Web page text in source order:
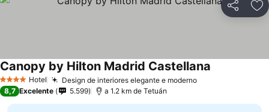
Partilhar
4 EstrelasHotel Design de interiores elegante e modernoVer preços
Canopy by Hilton Madrid Castellana
8,7 Excelente 5.599 a 1.2 km de Tetuán